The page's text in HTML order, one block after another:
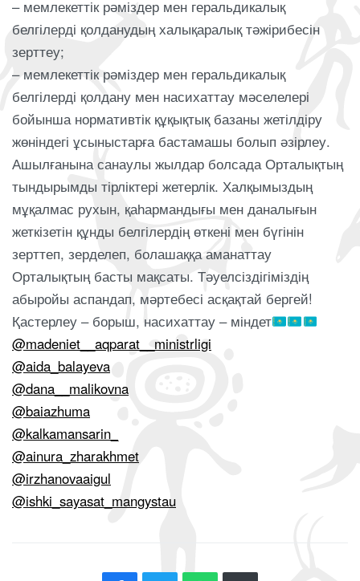
– мемлекеттік рәміздер мен геральдикалық
белгілерді қолданудың халықаралық тәжірибесін
зерттеу;
– мемлекеттік рәміздер мен геральдикалық
белгілерді қолдану мен насихаттау мәселелері
бойынша нормативтік құқықтық базаны жетілдіру
жөніндегі ұсыныстарға бастамашы болып әзірлеу.
Ашылғанына санаулы жылдар болсада Орталықтың
тындырымды тірліктері жетерлік. Халқымыздың
мұқалмас рухын, қаһармандығы мен даналығын
жеткізетін құнды белгілердің өткені мен бүгінін
зерттеп, зерделеп, болашаққа аманаттау
Орталықтың басты мақсаты. Тәуелсіздігіміздің
абыройы аспандап, мәртебесі асқақтай бергей!
Қастерлеу – борыш, насихаттау – міндет
@madeniet__aqparat__ministrligi
@aida_balayeva
@dana__malikovna
@baiazhuma
@kalkamansarin_
@ainura_zharakhmet
@irzhanovaaigul
@ishki_sayasat_mangystau